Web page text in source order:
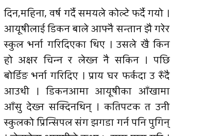
दिन,महिना, वर्ष गर्दै समयले कोल्टे फर्दै गयो ।
आयूषीलाई डिकन बाले आफ्नै सन्तान झै गरेर
स्कुल भर्ना गरिदिएका थिए । उसले खै किन
हो अक्षर चिन्न र लेख्न नै सकिन । पछि
बोर्डिङ भर्ना गरिदिए । प्राय घर फर्कँदा उ रुँदै
आउथी । डिकनआमा आयूषीका आँखामा
आँसु देख्न सक्दिनथिन् । कतिपटक त उनी
स्कुलको प्रिन्सिपल संग झगडा गर्न पनि पुगिन्